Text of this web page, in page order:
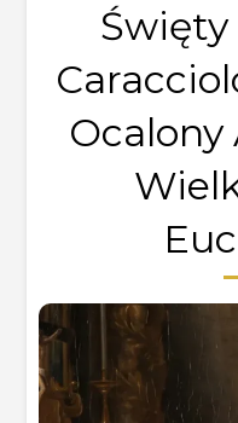
Święty
Ocalony